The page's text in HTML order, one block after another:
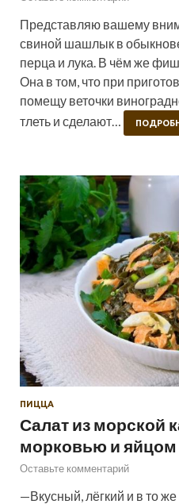
Представляю вашему
свиной шашлык в
перца и лука. В чём же
Она в том, что при
помещу веточки
тлеть и сделают…
ПИЦЦА
Салат из морской
морковью и яйцом
Оставьте комментарий
—Вкусный, лёгкий и в то